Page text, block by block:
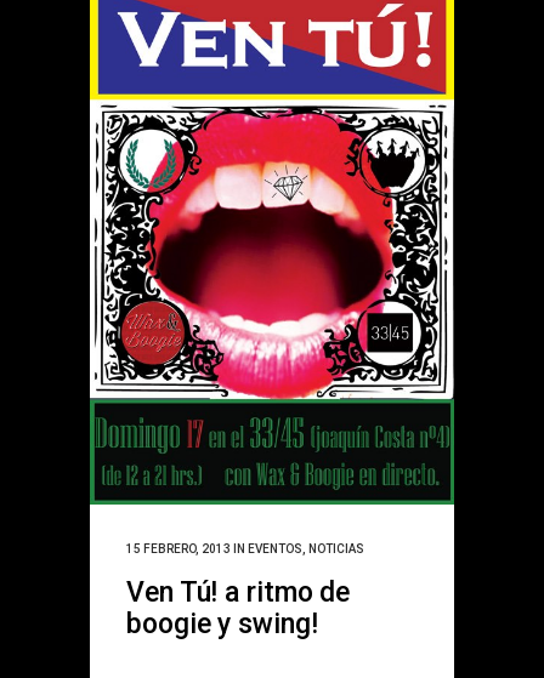
15 FEBRERO, 2013 IN EVENTOS, NOTICIAS
Ven Tú! a ritmo de
boogie y swing!